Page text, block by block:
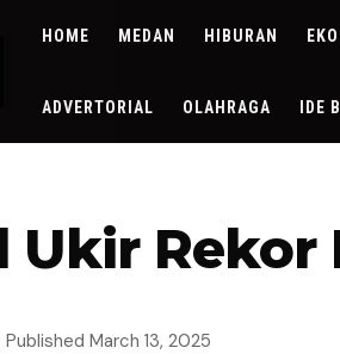
HOME MEDAN HIBURAN
ADVERTORIAL OLAHRAGA IDE
Ukir
Published March 13, 2025